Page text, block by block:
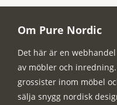
Om Pure Nordic
Det här är en
av möbler och
grossister inom möbel
sälja snygg nordisk